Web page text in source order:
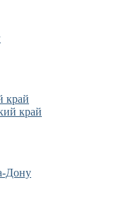
край
край
Дону